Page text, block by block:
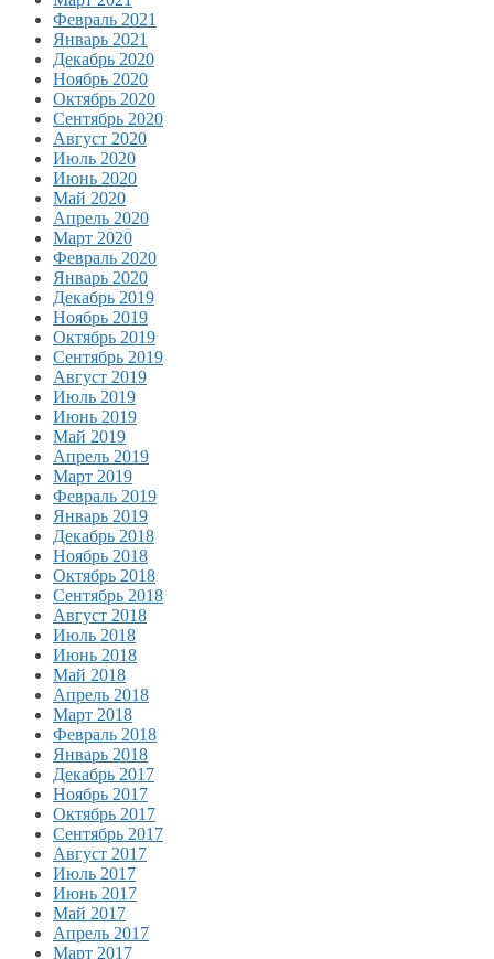
Февраль 2021
Январь 2021
Декабрь 2020
Ноябрь 2020
Октябрь 2020
Сентябрь 2020
Август 2020
Июль 2020
Июнь 2020
Май 2020
Апрель 2020
Март 2020
Февраль 2020
Январь 2020
Декабрь 2019
Ноябрь 2019
Октябрь 2019
Сентябрь 2019
Август 2019
Июль 2019
Июнь 2019
Май 2019
Апрель 2019
Март 2019
Февраль 2019
Январь 2019
Декабрь 2018
Ноябрь 2018
Октябрь 2018
Сентябрь 2018
Август 2018
Июль 2018
Июнь 2018
Май 2018
Апрель 2018
Март 2018
Февраль 2018
Январь 2018
Декабрь 2017
Ноябрь 2017
Октябрь 2017
Сентябрь 2017
Август 2017
Июль 2017
Июнь 2017
Май 2017
Апрель 2017
Март 2017